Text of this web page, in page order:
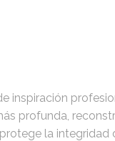
inspiración
profunda,
la integridad